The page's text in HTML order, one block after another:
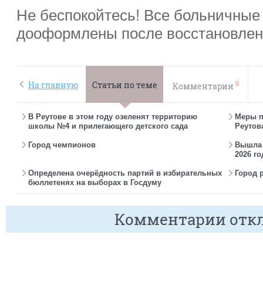
Не беспокойтесь! Все
дооформлены после
На главную Статьи по теме Комментарии 0
В Реутове в этом году озеленят территорию
школы №4 и прилегающего детского сада
Меры
Город чемпионов
Вышла
2026
Определена очерёдность партий в избирательных
бюллетенях на выборах в Госдуму
Город
Комментарии